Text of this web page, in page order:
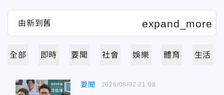
全部 即時 要聞 社會 娛樂 體育 生活
要聞 2026/08/02 21:08